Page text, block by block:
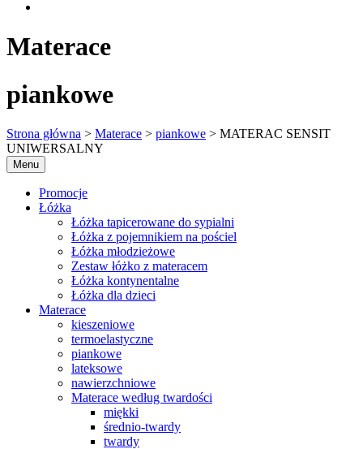
Materace
piankowe
Strona główna > Materace > piankowe > MATERAC SENSIT
UNIWERSALNY
Menu
Promocje
Łóżka
Łóżka tapicerowane do sypialni
Łóżka z pojemnikiem na pościel
Łóżka młodzieżowe
Zestaw łóżko z materacem
Łóżka kontynentalne
Łóżka dla dzieci
Materace
kieszeniowe
termoelastyczne
piankowe
lateksowe
nawierzchniowe
Materace według twardości
miękki
średnio-twardy
twardy